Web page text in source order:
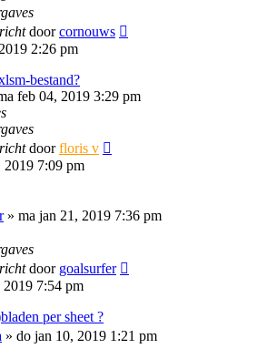
doorcornouws
2:26 pm
bestand?
feb 04, 2019 3:29 pm
doorfloris v
2019 7:09 pm
» ma jan 21, 2019 7:36 pm
door goalsurfer
2019 7:54 pm
per sheet ?
» do jan 10, 2019 1:21 pm